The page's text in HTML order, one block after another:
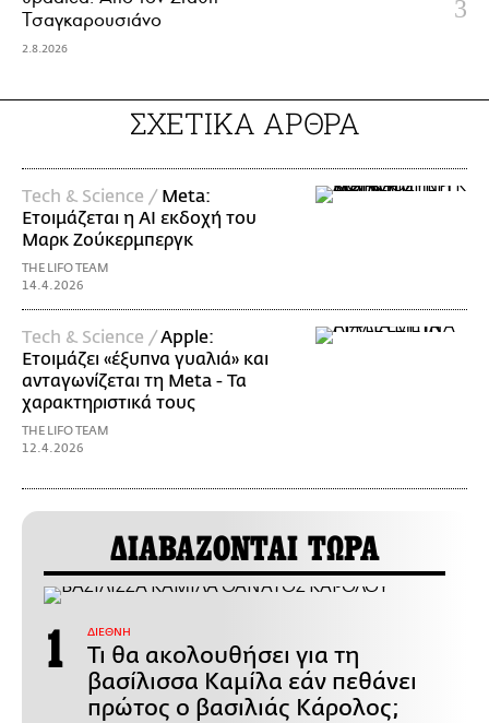
Τσαγκαρουσιάνο
2.8.2026
ΣΧΕΤΙΚΑ ΑΡΘΡΑ
Τech & Science / Meta:
Ετοιμάζεται η ΑΙ εκδοχή του
Μαρκ Ζούκερμπεργκ
THE LIFO TEAM
14.4.2026
Τech & Science /Apple:
Ετοιμάζει «έξυπνα γυαλιά» και
ανταγωνίζεται τη Meta - Τα
χαρακτηριστικά τους
THE LIFO TEAM
12.4.2026
ΔΙΑΒΑΖΟΝΤΑΙ ΤΩΡΑ
ΔΙΕΘΝΗ
Τι θα ακολουθήσει για τη
βασίλισσα Καμίλα εάν πεθάνει
πρώτος ο βασιλιάς Κάρολος;